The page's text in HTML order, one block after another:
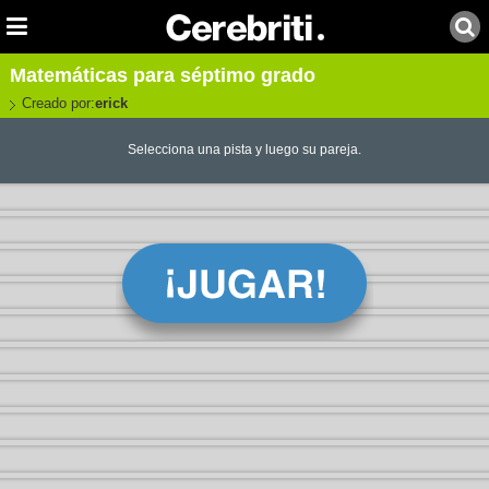
Matemáticas para séptimo grado
Creado por:erick
Selecciona una pista y luego su pareja.